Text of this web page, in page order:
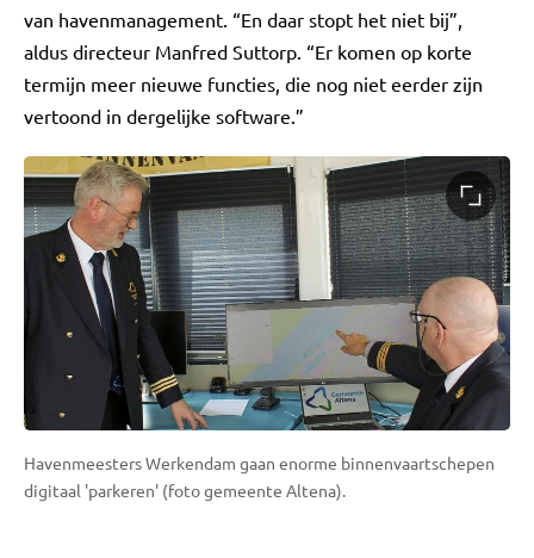
van havenmanagement. “En daar stopt het niet bij”,
aldus directeur Manfred Suttorp. “Er komen op korte
termijn meer nieuwe functies, die nog niet eerder zijn
vertoond in dergelijke software.”
Havenmeesters Werkendam gaan enorme binnenvaartschepen
digitaal 'parkeren' (foto gemeente Altena).